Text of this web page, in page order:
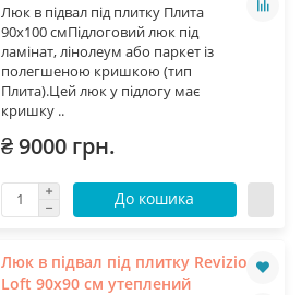
Люк в підвал під плитку Плита
90х100 смПідлоговий люк під
ламінат, лінолеум або паркет із
полегшеною кришкою (тип
Плита).Цей люк у підлогу має
кришку ..
₴ 9000 грн.
До кошика
Люк в підвал під плитку Revizio
Loft 90х90 см утеплений